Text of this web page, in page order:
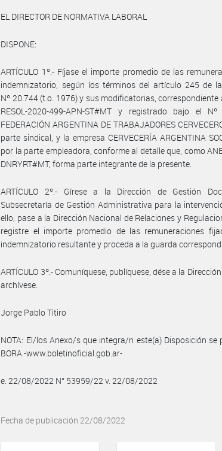
EL DIRECTOR DE NORMATIVA LABORAL
DISPONE:
ARTÍCULO 1º.- Fíjase el importe promedio de las
indemnizatorio, según los términos del artículo 245 de
Nº 20.744 (t.o. 1976) y sus modificatorias,
RESOL-2020-499-APN-ST#MT y registrado bajo el
FEDERACIÓN ARGENTINA DE TRABAJADORES
parte sindical, y la empresa CERVECERÍA ARGENTINA
por la parte empleadora, conforme al detalle que, como
DNRYRT#MT, forma parte integrante de la presente.
ARTÍCULO 2º.- Gírese a la Dirección de Gestión
Subsecretaría de Gestión Administrativa para la
ello, pase a la Dirección Nacional de Relaciones y
registre el importe promedio de las remuneraciones
indemnizatorio resultante y proceda a la guarda
ARTÍCULO 3º.- Comuníquese, publíquese, dése a la
archívese.
Jorge Pablo Titiro
NOTA: El/los Anexo/s que integra/n este(a) Disposición se
BORA -www.boletinoficial.gob.ar-
e. 22/08/2022 N° 53959/22 v. 22/08/2022
Fecha de publicación 22/08/2022